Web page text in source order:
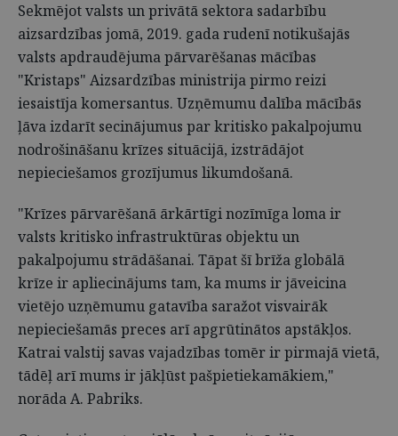
Sekmējot valsts un privātā sektora sadarbību
aizsardzības jomā, 2019. gada rudenī notikušajās
valsts apdraudējuma pārvarēšanas mācības
"Kristaps" Aizsardzības ministrija pirmo reizi
iesaistīja komersantus. Uzņēmumu dalība mācībās
ļāva izdarīt secinājumus par kritisko pakalpojumu
nodrošināšanu krīzes situācijā, izstrādājot
nepieciešamos grozījumus likumdošanā.
"Krīzes pārvarēšanā ārkārtīgi nozīmīga loma ir
valsts kritisko infrastruktūras objektu un
pakalpojumu strādāšanai. Tāpat šī brīža globālā
krīze ir apliecinājums tam, ka mums ir jāveicina
vietējo uzņēmumu gatavība saražot visvairāk
nepieciešamās preces arī apgrūtinātos apstākļos.
Katrai valstij savas vajadzības tomēr ir pirmajā vietā,
tādēļ arī mums ir jākļūst pašpietiekamākiem,"
norāda A. Pabriks.